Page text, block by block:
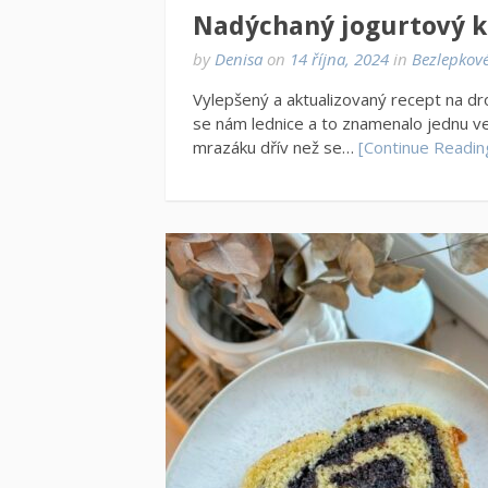
Nadýchaný jogurtový
byDenisa on 14 října, 2024 in
Vylepšený a aktualizovaný recept na
se nám lednice a to znamenalo jednu
mrazáku dřív než se… [Continue